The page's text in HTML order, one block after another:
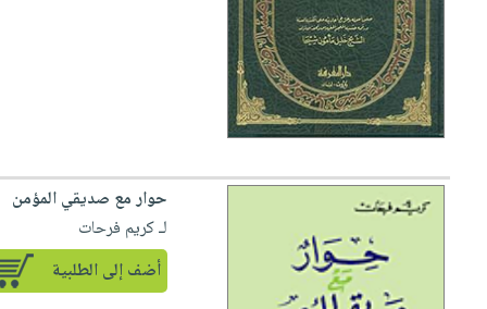
حوار مع صديقي المؤمن
لـ كريم فرحات
أضف إلى الطلبية